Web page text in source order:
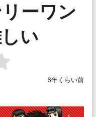
ーワン
い
6年くらい前